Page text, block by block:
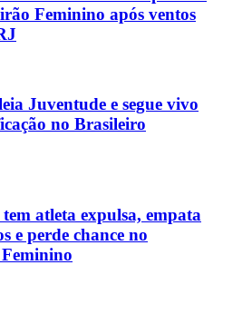
Feminino após ventos
Juventude e segue vivo
no Brasileiro
atleta expulsa, empata
e perde chance no